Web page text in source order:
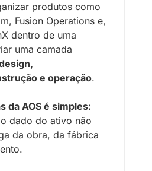
produtos como
Fusion Operations e,
dentro de uma
uma camada
e operação.
dado do ativo não
da obra, da fábrica